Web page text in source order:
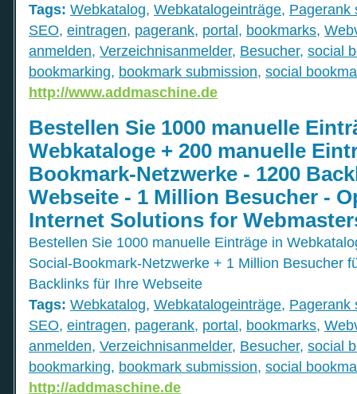
Tags: Webkatalog, Webkatalogeinträge, Pagerank
SEO, eintragen, pagerank, portal, bookmarks,
anmelden, Verzeichnisanmelder, Besucher, social
bookmarking, bookmark submission, social
http://www.addmaschine.de
Bestellen Sie 1000 manuelle
Webkataloge + 200 manuelle
Bookmark-Netzwerke - 1200
Webseite - 1 Million Besucher -
Internet Solutions for
Bestellen Sie 1000 manuelle Einträge in
Social-Bookmark-Netzwerke + 1 Million Besucher
Backlinks für Ihre Webseite
Tags: Webkatalog, Webkatalogeinträge, Pagerank
SEO, eintragen, pagerank, portal, bookmarks,
anmelden, Verzeichnisanmelder, Besucher, social
bookmarking, bookmark submission, social
http://addmaschine.de